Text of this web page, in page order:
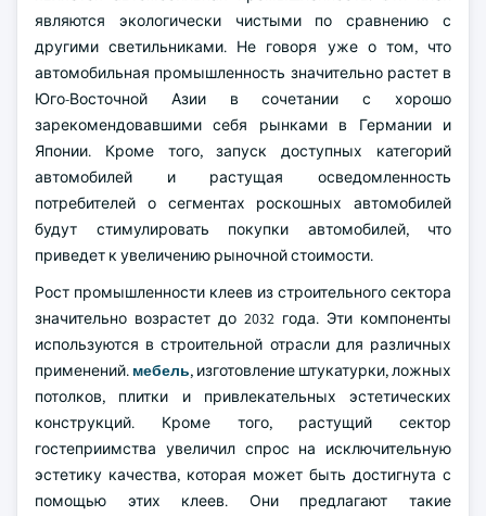
являются экологически чистыми по сравнению с
другими светильниками. Не говоря уже о том, что
автомобильная промышленность значительно растет в
Юго-Восточной Азии в сочетании с хорошо
зарекомендовавшими себя рынками в Германии и
Японии. Кроме того, запуск доступных категорий
автомобилей и растущая осведомленность
потребителей о сегментах роскошных автомобилей
будут стимулировать покупки автомобилей, что
приведет к увеличению рыночной стоимости.
Рост промышленности клеев из строительного сектора
значительно возрастет до 2032 года. Эти компоненты
используются в строительной отрасли для различных
применений. мебель, изготовление штукатурки, ложных
потолков, плитки и привлекательных эстетических
конструкций. Кроме того, растущий сектор
гостеприимства увеличил спрос на исключительную
эстетику качества, которая может быть достигнута с
помощью этих клеев. Они предлагают такие